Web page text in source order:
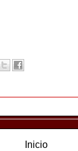
Inicio